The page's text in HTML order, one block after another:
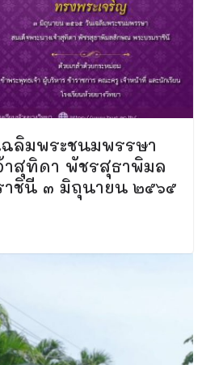
ลิมพระชนมพรรษา
าสุทิดา พัชรสุธาพิมล
ชินี ๓ มิถุนายน ๒๕๖๕